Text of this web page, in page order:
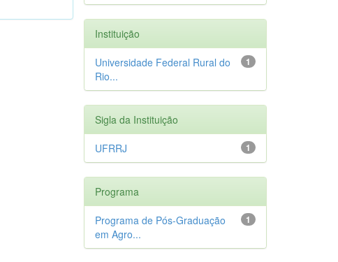
Instituição
1
Universidade Federal Rural do
Rio...
Sigla da Instituição
1
UFRRJ
Programa
1
Programa de Pós-Graduação
em Agro...